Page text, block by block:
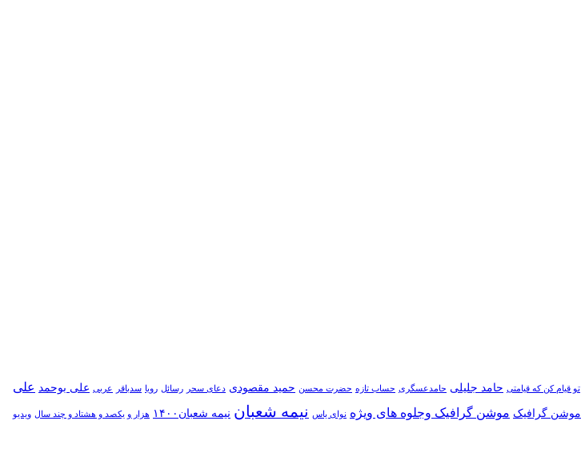
تو قیام کن که قیامتی حامد جلیلی حامدعسگری حساب تازه حضرت محسن حمید مقصودی دعای سحر رسائل رویا سدباقر عربی علی بوحمد علی
موشن گرافیک موشن گرافیک وجلوه های ویژه نوای یاس نیمه شعبان نیمه شعبان۱۴۰۰ هزار و یکصد و هشتاد و چند سال ویدیو